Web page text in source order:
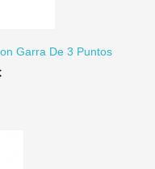
Garra De 3 Puntos